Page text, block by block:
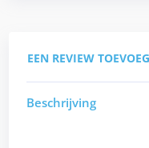
EEN REVIEW
Beschrijving